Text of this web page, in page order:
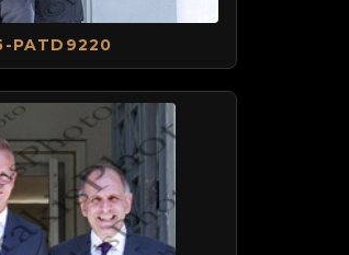
PATD9220